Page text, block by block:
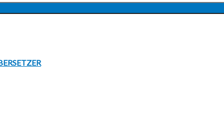
UNTERMENÜ